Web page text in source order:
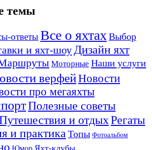
темы
ответыВсе о яхтах Выбор
и яхт-шоу Дизайн яхт
Моторные Наши услуги
верфейНовости
про мегаяхты
Полезные советы
и отдыхРегаты
и практика Топы Фотоальбом
Яхт-клубы